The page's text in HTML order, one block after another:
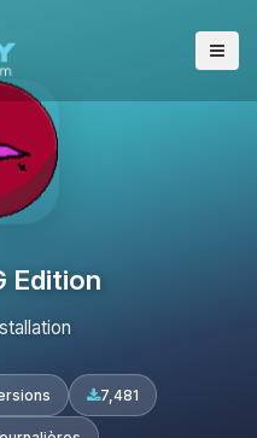
Edition
7,481